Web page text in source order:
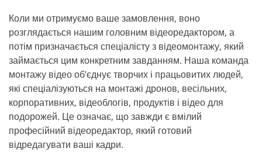
Коли ми отримуємо ваше замовлення, воно
розглядається нашим головним відеоредактором, а
потім призначається спеціалісту з відеомонтажу, який
займається цим конкретним завданням. Наша команда
монтажу відео об’єднує творчих і працьовитих людей,
які спеціалізуються на монтажі дронов, весільних,
корпоративних, відеоблогів, продуктів і відео для
подорожей. Це означає, що завжди є вмілий
професійний відеоредактор, який готовий
відредагувати ваші кадри.